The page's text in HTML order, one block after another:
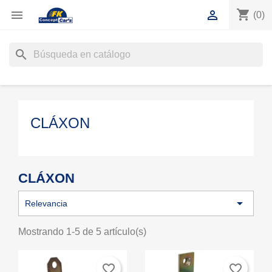
 shopping_cart (0)

search
CLÁXON
CLÁXON
Relevancia 
Mostrando 1-5 de 5 artículo(s)
favorite_border favorite_border